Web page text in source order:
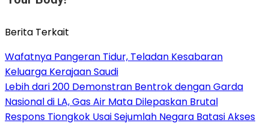
Berita Terkait
Wafatnya Pangeran Tidur, Teladan Kesabaran
Keluarga Kerajaan Saudi
Lebih dari 200 Demonstran Bentrok dengan Garda
Nasional di LA, Gas Air Mata Dilepaskan Brutal
Respons Tiongkok Usai Sejumlah Negara Batasi Akses